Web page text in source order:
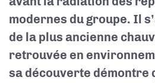
modernes du groupe. Il
de la plus ancienne
retrouvée en
sa découverte démontre